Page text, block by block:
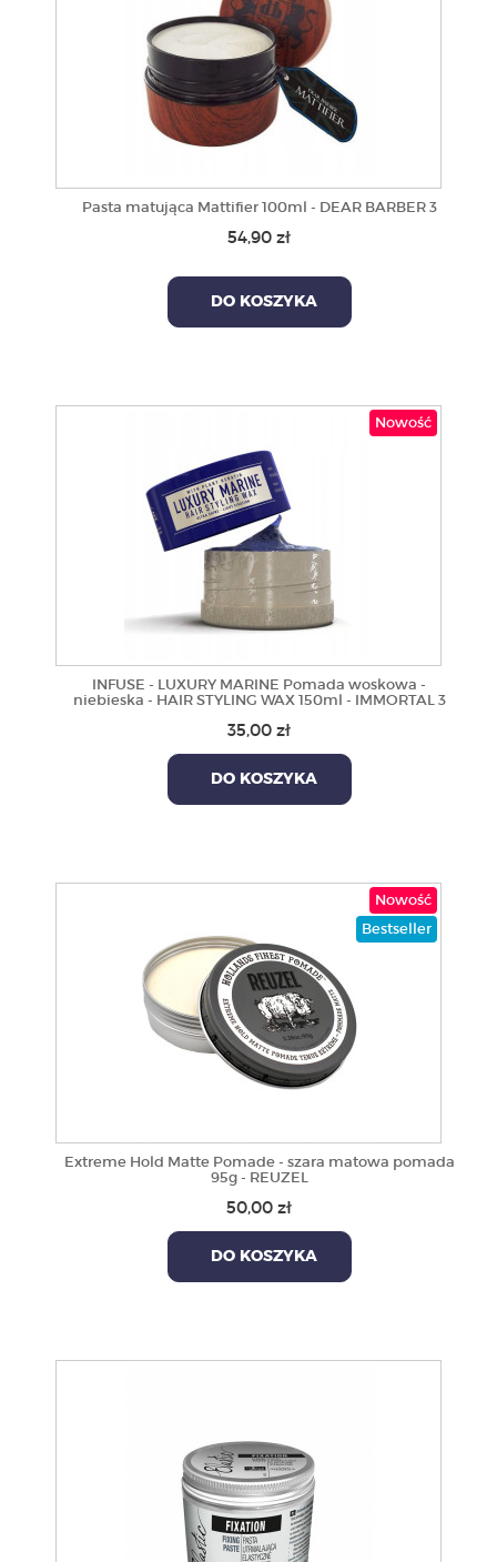
Pasta matująca Mattifier 100ml - DEAR BARBER 3
54,90 zł
DO KOSZYKA
Nowość
INFUSE - LUXURY MARINE Pomada woskowa -
niebieska - HAIR STYLING WAX 150ml - IMMORTAL 3
35,00 zł
DO KOSZYKA
Nowość
Bestseller
Extreme Hold Matte Pomade - szara matowa pomada
95g - REUZEL
50,00 zł
DO KOSZYKA